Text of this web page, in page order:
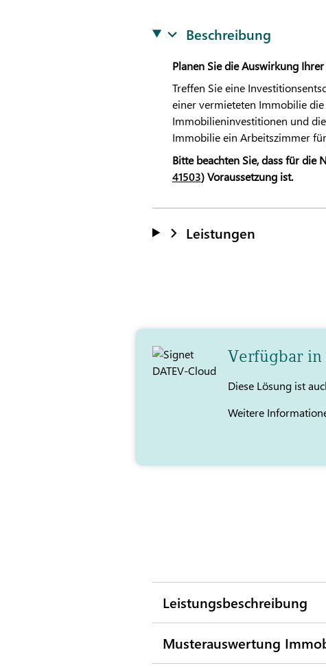
Beschreibung
Planen Sie die Auswirkung
Treffen Sie eine
einer vermieteten Immobilie
Immobilieninvestitionen und
Immobilie ein Arbeitszimmer
Bitte beachten Sie, dass für die
41503) Voraussetzung ist.
Leistungen
Verfügbar in
Diese Lösung ist
Weitere
Leistungsbeschreibung
Musterauswertung